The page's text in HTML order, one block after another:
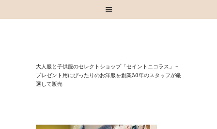
⼤⼈服と⼦供服のセレクトショップ「セイントニコラス」 –
プレゼント⽤にぴったりのお洋服を創業30年のスタッフが厳
選して販売
お知らせ
お買い物